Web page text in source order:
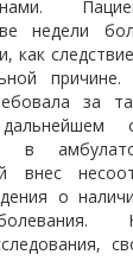
недели
как
причине.
за
в
внес
о